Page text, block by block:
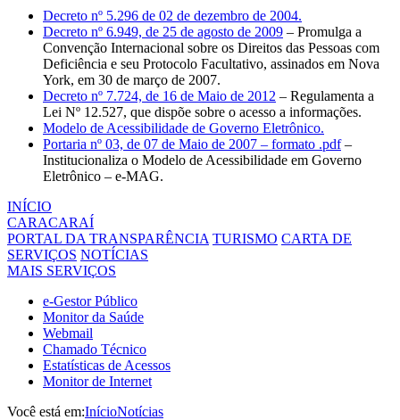
Decreto nº 5.296 de 02 de dezembro de 2004.
Decreto nº 6.949, de 25 de agosto de 2009 – Promulga a
Convenção Internacional sobre os Direitos das Pessoas com
Deficiência e seu Protocolo Facultativo, assinados em Nova
York, em 30 de março de 2007.
Decreto nº 7.724, de 16 de Maio de 2012 – Regulamenta a
Lei Nº 12.527, que dispõe sobre o acesso a informações.
Modelo de Acessibilidade de Governo Eletrônico.
Portaria nº 03, de 07 de Maio de 2007 – formato .pdf–
Institucionaliza o Modelo de Acessibilidade em Governo
Eletrônico – e-MAG.
INÍCIO
CARACARAÍ
PORTAL DA TRANSPARÊNCIA TURISMO CARTA DE
SERVIÇOS NOTÍCIAS
MAIS SERVIÇOS
e-Gestor Público
Monitor da Saúde
Webmail
Chamado Técnico
Estatísticas de Acessos
Monitor de Internet
Você está em:InícioNotícias